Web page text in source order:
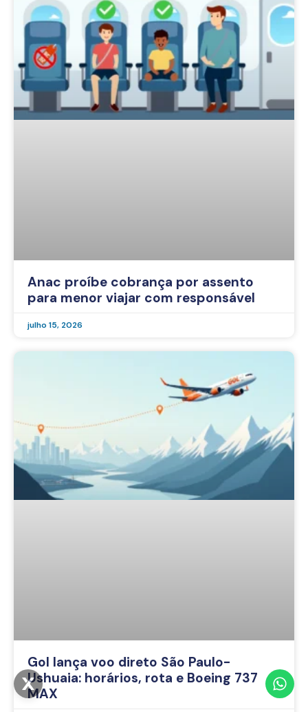
Anac proíbe cobrança por assento
para menor viajar com responsável
julho 15, 2026
Gol lança voo direto São Paulo-
Ushuaia: horários, rota e Boeing 737
MAX